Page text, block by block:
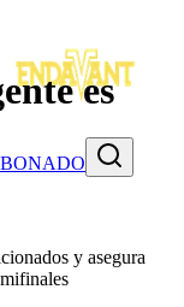
es
y asegura